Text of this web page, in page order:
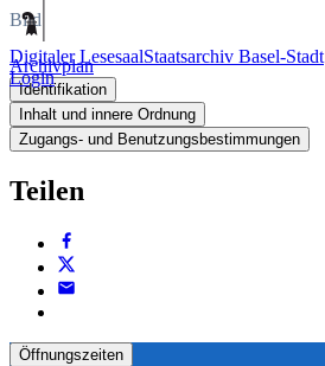
Digitaler LesesaalStaatsarchiv Basel-Stadt
Login
Bild
Archivplan
Identifikation
Inhalt und innere Ordnung
Zugangs- und Benutzungsbestimmungen
Teilen
Öffnungszeiten